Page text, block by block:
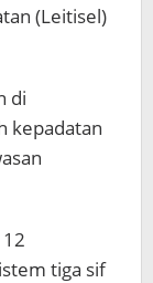
(Leitisel)
di
kepadatan
tiga sif